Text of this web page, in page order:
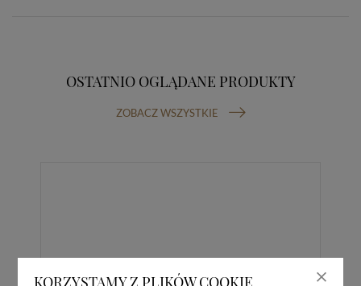
KORZYSTAMY Z PLIKÓW COOKIE
OSTATNIO OGLĄDANE PRODUKTY
ZOBACZ WSZYSTKIE